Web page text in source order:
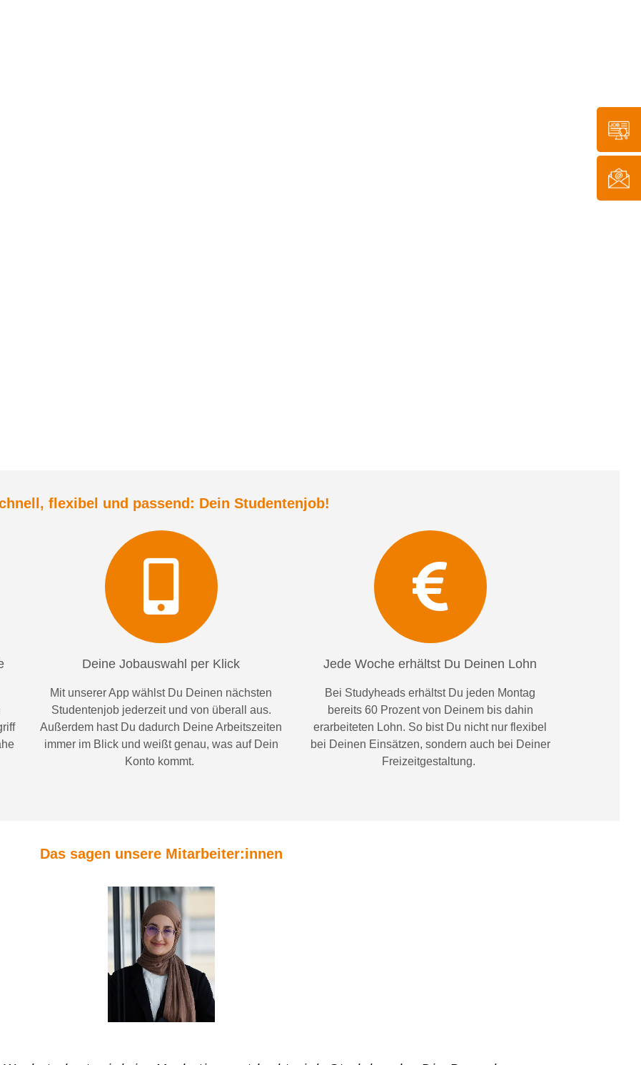
flexibel und passend: Dein Studentenjob!
Deine Jobauswahl per Klick
Mit unserer App wählst Du Deinen nächsten
Studentenjob jederzeit und von überall aus.
Außerdem hast Du dadurch Deine Arbeitszeiten
immer imBlick und weißtgenau, was auf Dein
Konto kommt.
Jede Woche erhältst Du Deinen Lohn
Bei Studyheads erhältst Du jeden Montag
bereits 60 Prozent von Deinem bis dahin
erarbeiteten Lohn. So bist Du nicht nur flexibel
bei Deinen Einsätzen, sondern auch bei Deiner
Freizeitgestaltung.
Das sagen unsere Mitarbeiter:innen